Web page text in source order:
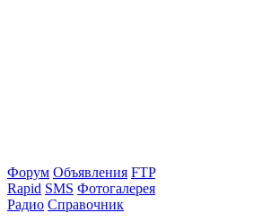
Форум Объявления FTP
Rapid SMS Фотогалерея
Радио Справочник